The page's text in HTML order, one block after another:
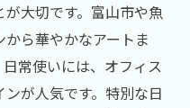
大切です。富山市や魚
ら華やかなアートま
常使いには、オフィス
が人気です。特別な日